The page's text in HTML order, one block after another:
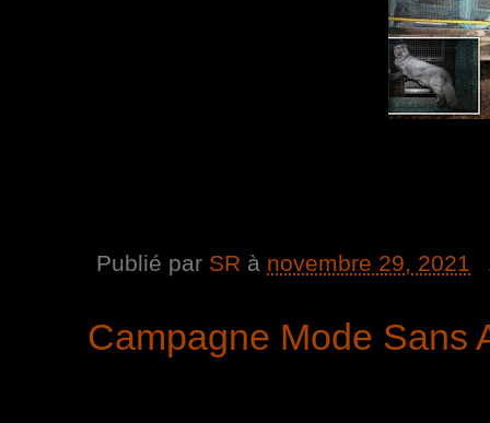
Publié par SR à novembre 29, 2021
Campagne Mode Sans